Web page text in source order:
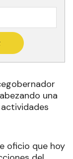
una
oficio que hoy